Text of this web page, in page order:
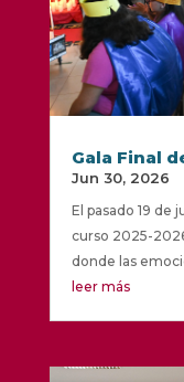
Gala Final
Jun 30, 2026
El pasado 19 de
curso 2025-
donde las
leer más